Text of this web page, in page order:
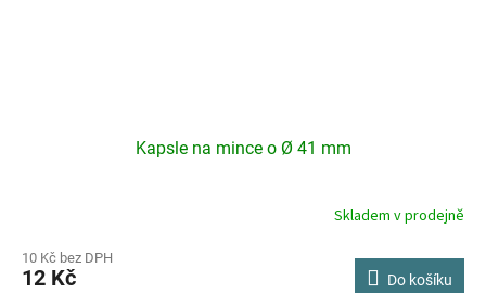
Kapsle na mince o Ø 41 mm
produktu
je
Skladem v prodejně
10 Kč bez DPH
12 Kč Do košíku